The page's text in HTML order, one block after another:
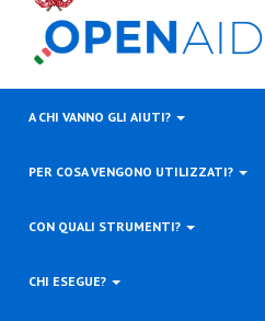
A CHI VANNO GLI AIUTI?
PER COSA VENGONO UTILIZZATI?
CON QUALI STRUMENTI?
CHI ESEGUE?